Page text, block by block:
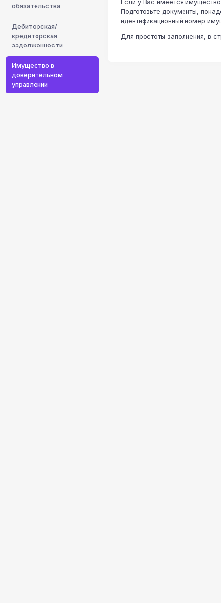
обязательства
Дебиторская/
кредиторская
задолженности
Имущество в
доверительном
управлении
Если у Вас имеется
Подготовьте документы,
идентификационный номер
Для простоты заполнения, в